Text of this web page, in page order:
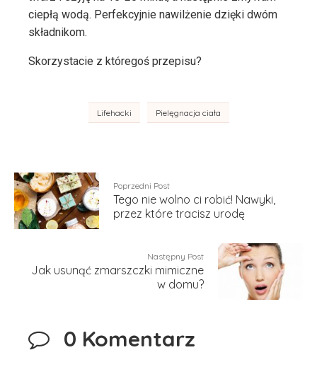
ciepłą wodą. Perfekcyjnie nawilżenie dzięki dwóm
składnikom.
Skorzystacie z któregoś przepisu?
Lifehacki Pielęgnacja ciała
Poprzedni Post
Tego nie wolno ci robić! Nawyki,
przez które tracisz urodę
Następny Post
Jak usunąć zmarszczki mimiczne
w domu?
0 Komentarz